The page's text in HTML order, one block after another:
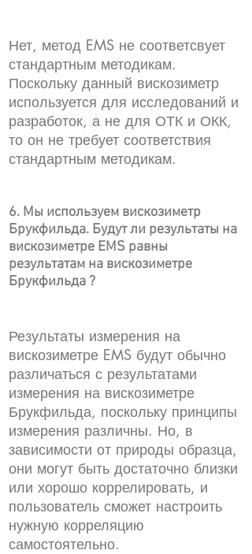
Нет, метод EMS не соответсвует
стандартным методикам.
Поскольку данный вискозиметр
используется для исследований и
разработок, а не для ОТК и ОКК,
то он не требует соответствия
стандартным методикам.
6. Мы используем вискозиметр
Брукфильда. Будут ли результаты на
вискозиметре EMS равны
результатам на вискозиметре
Брукфильда ?
Результаты измерения на
вискозиметре EMS будут обычно
различаться с результатами
измерения на вискозиметре
Брукфильда, поскольку принципы
измерения различны. Но, в
зависимости от природы образца,
они могут быть достаточно близки
или хорошо коррелировать, и
пользователь сможет настроить
нужную корреляцию
самостоятельно.